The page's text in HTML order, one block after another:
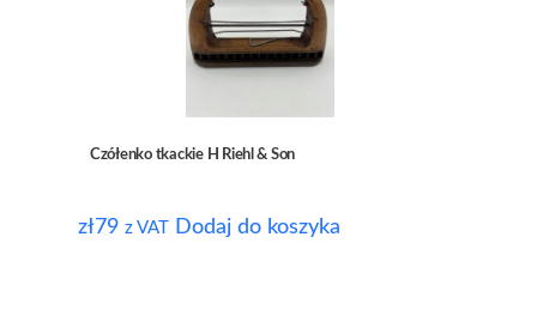
Czółenko tkackie H Riehl & Son
zł79 z VAT Dodaj do koszyka